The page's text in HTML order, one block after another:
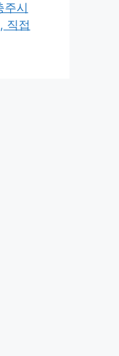
주시
직접